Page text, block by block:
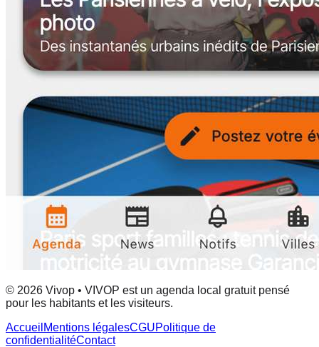
© 2026 Vivop • VIVOP est un agenda local gratuit pensé
pour les habitants et les visiteurs.
Accueil Mentions légalesCGUPolitique de
confidentialitéContact